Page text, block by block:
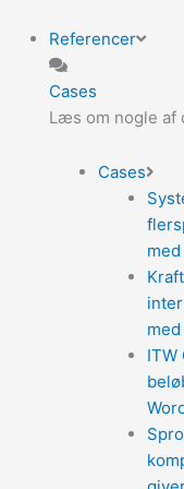
Referencer
Cases
Læs om nogle af
Cases
ITW